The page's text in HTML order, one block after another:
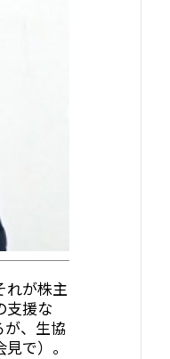
れが株主
支援な
が、生協
で）。